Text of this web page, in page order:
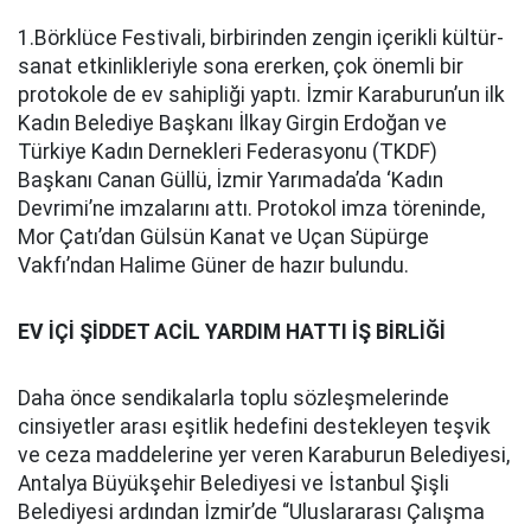
1.Börklüce Festivali, birbirinden zengin içerikli kültür-
sanat etkinlikleriyle sona ererken, çok önemli bir
protokole de ev sahipliği yaptı. İzmir Karaburun’un ilk
Kadın Belediye Başkanı İlkay Girgin Erdoğan ve
Türkiye Kadın Dernekleri Federasyonu (TKDF)
Başkanı Canan Güllü, İzmir Yarımada’da ‘Kadın
Devrimi’ne imzalarını attı. Protokol imza töreninde,
Mor Çatı’dan Gülsün Kanat ve Uçan Süpürge
Vakfı’ndan Halime Güner de hazır bulundu.
EV İÇİ ŞİDDET ACİL YARDIM HATTI İŞ BİRLİĞİ
Daha önce sendikalarla toplu sözleşmelerinde
cinsiyetler arası eşitlik hedefini destekleyen teşvik
ve ceza maddelerine yer veren Karaburun Belediyesi,
Antalya Büyükşehir Belediyesi ve İstanbul Şişli
Belediyesi ardından İzmir’de “Uluslararası Çalışma